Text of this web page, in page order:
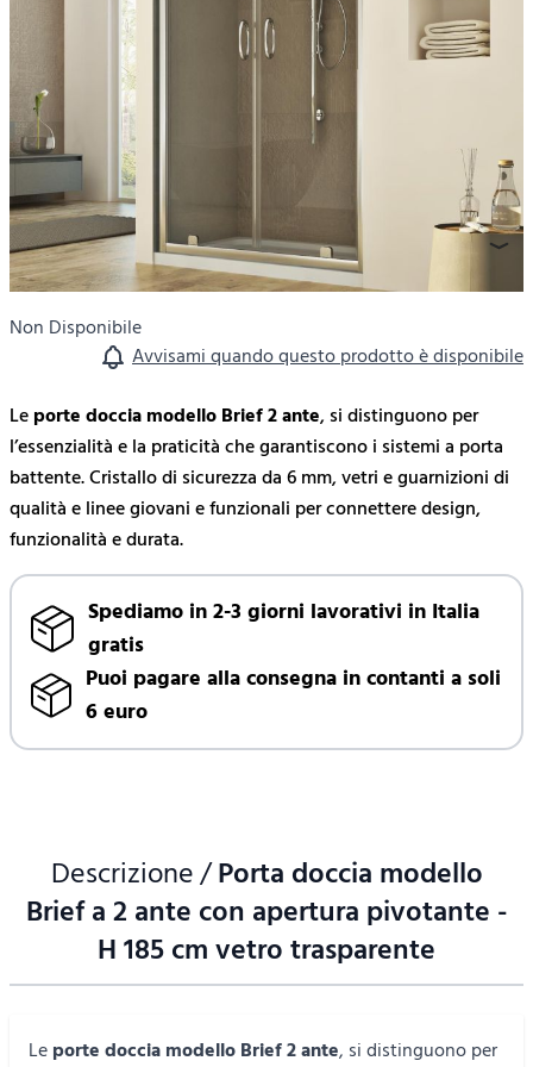
trasparente
Codice Articolo: PLBBRIEFT239
Prezzi IVA e trasporto inclusi
269,00 € 211,00 €
Non Disponibile
Avvisami quando questo prodotto è disponibile
Leporte doccia modello Brief 2 ante, si distinguono per
l’essenzialità e la praticità che garantiscono i sistemi a porta
battente. Cristallo di sicurezza da 6 mm, vetri e guarnizioni di
qualità e linee giovani e funzionali per connettere design,
funzionalità e durata.
Spediamo in 2-3 giorni lavorativi in Italia
gratis
Puoi pagare alla consegna in contanti a soli
6 euro
Descrizione /Porta doccia modello
Brief a 2 ante con apertura pivotante -
H 185 cm vetro trasparente
Leporte doccia modello Brief 2 ante, si distinguono per